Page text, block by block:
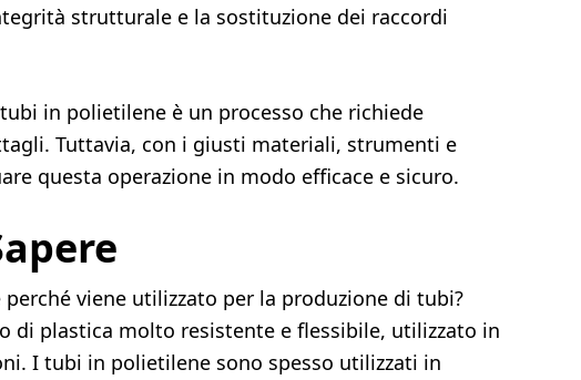
strutturale e la sostituzione dei raccordi
in polietilene è un processo che richiede
Tuttavia, con i giusti materiali, strumenti e
questa operazione in modo efficace e sicuro.
perché viene utilizzato per la produzione di tubi?
di plastica molto resistente e flessibile, utilizzato in
I tubi in polietilene sono spesso utilizzati in